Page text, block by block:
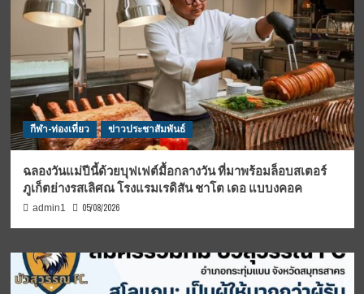
กีฬา-ท่องเที่ยว ข่าวประชาสัมพันธ์
ฉลองวันแม่ปีนี้ด้วยบุฟเฟต์มื้อกลางวัน ที่มาพร้อมล็อบสเตอร์
ภูเก็ตย่างรสเลิศณ โรงแรมเรดิสัน ชาโต เดอ แบบงคอค
admin1 05/08/2026